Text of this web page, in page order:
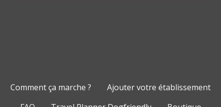
Comment ça marche ?
Ajouter votre établissement